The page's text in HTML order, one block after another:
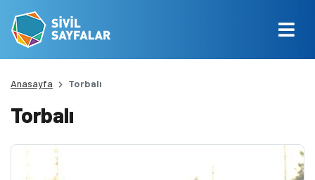
Anasayfa Torbalı
Torbalı